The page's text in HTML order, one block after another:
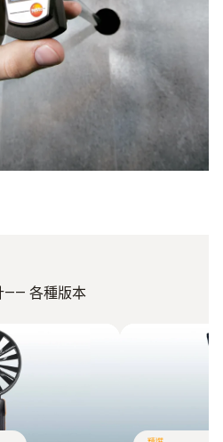
—— 各種版本